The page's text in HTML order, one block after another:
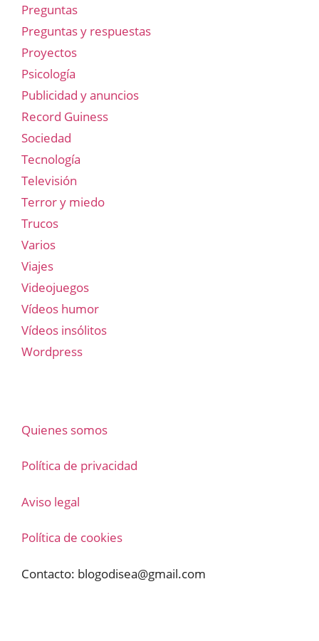
Preguntas
Preguntas y respuestas
Proyectos
Psicología
Publicidad y anuncios
Record Guiness
Sociedad
Tecnología
Televisión
Terror y miedo
Trucos
Varios
Viajes
Videojuegos
Vídeos humor
Vídeos insólitos
Wordpress
Quienes somos
Política de privacidad
Aviso legal
Política de cookies
Contacto: blogodisea@gmail.com